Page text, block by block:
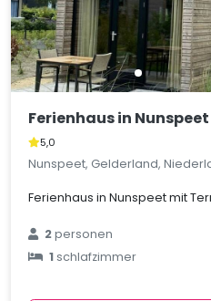
Ferienhaus in
5,0
Nunspeet, Gelderland,
Ferienhaus in Nunspeet mit
2personen
1schlafzimmer